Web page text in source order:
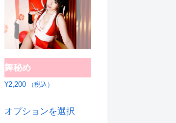
舞秘め
¥2,200 （税込）
オプションを選択
の